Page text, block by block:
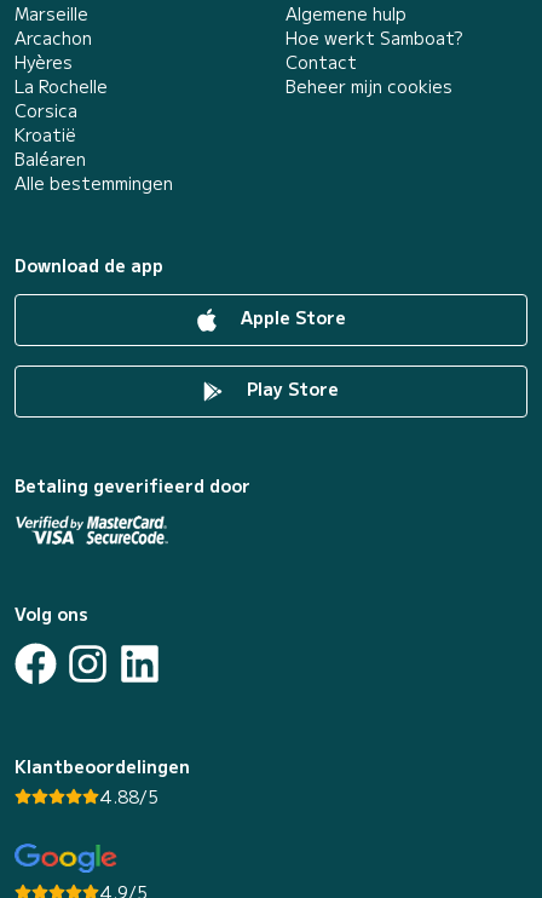
Marseille
Arcachon
Hyères
La Rochelle
Corsica
Kroatië
Baléaren
Alle bestemmingen
Algemene hulp
Hoe werkt Samboat?
Contact
Beheer mijn cookies
Download de app
Apple Store
Play Store
Betaling geverifieerd door
Volg ons
Klantbeoordelingen
4.88/5
4.9/5